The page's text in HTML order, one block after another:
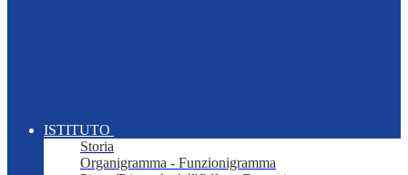
ISTITUTO
Storia
Organigramma - Funzionigramma